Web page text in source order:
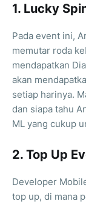
1. Lucky
Pada event ini,
memutar roda
mendapatkan
akan
setiap harinya.
dan siapa tahu
ML yang cukup
2. Top Up
Developer
top up, di mana